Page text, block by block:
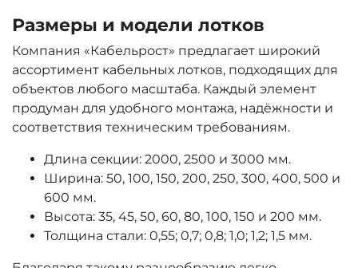
Размеры и модели лотков
Компания «Кабельрост» предлагает широкий
ассортимент кабельных лотков, подходящих для
объектов любого масштаба. Каждый элемент
продуман для удобного монтажа, надёжности и
соответствия техническим требованиям.
Длина секции: 2000, 2500 и 3000 мм.
Ширина: 50, 100, 150, 200, 250, 300, 400, 500 и
600 мм.
Высота: 35, 45, 50, 60, 80, 100, 150 и 200 мм.
Толщина стали: 0,55; 0,7; 0,8; 1,0; 1,2; 1,5 мм.